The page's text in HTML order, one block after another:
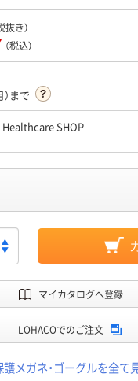
抜き）
（税込）
まで
Healthcare SHOP
マイカタログへ登録
LOHACOでのご注文
メガネ・ゴーグルを全て